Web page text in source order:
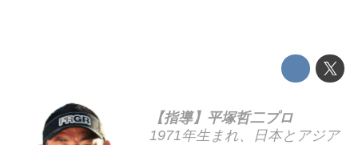
【指導】平塚哲二プロ
1971年生まれ、日本とアジア